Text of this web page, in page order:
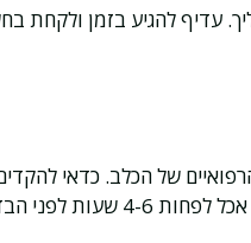
עדיף להגיע בזמן ולקחת
הזמן שנקבע לנו. הכלב צריך להיות